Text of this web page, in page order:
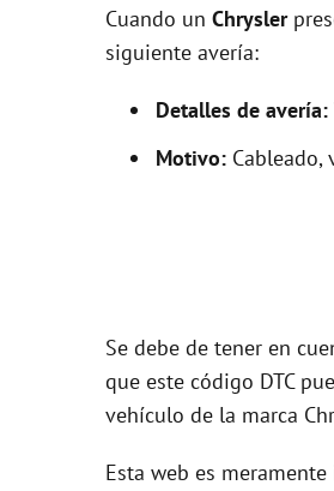
Cuando un Chrysler
siguiente avería:
Detalles de avería:
Motivo:
Se debe de tener en
que este código DTC
vehículo de la marca
Esta web es